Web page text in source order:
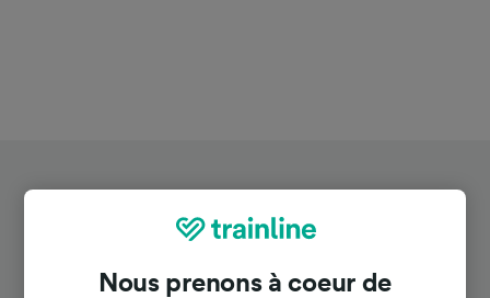
Nous prenons à coeur de